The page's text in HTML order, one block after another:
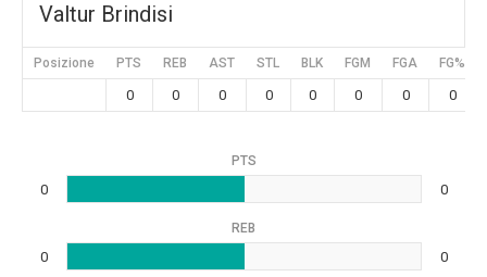
Valtur Brindisi
Posizione PTS REB AST STL BLK FGM FGA FG%
0 0 0 0 0 0 0 0
PTS
0 0
REB
0 0